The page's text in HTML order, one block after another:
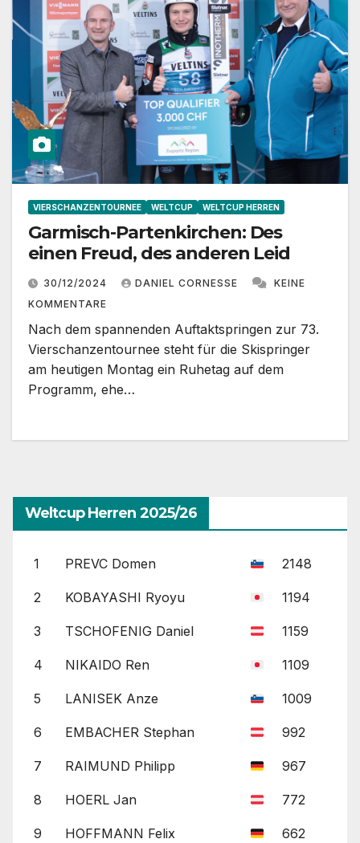
VIERSCHANZENTOURNEE WELTCUP WELTCUP HERREN
Garmisch-Partenkirchen: Des
einen Freud, des anderen Leid
30/12/2024 DANIEL CORNESSE
KEINE
KOMMENTARE
Nach dem spannenden Auftaktspringen zur 73.
Vierschanzentournee steht für die Skispringer
am heutigen Montag ein Ruhetag auf dem
Programm, ehe…
Weltcup Herren 2025/26
1 PREVC Domen 2148
2 KOBAYASHI Ryoyu 1194
3 TSCHOFENIG Daniel 1159
4 NIKAIDO Ren 1109
5 LANISEK Anze 1009
6 EMBACHER Stephan 992
7 RAIMUND Philipp 967
8 HOERL Jan 772
9 HOFFMANN Felix 662